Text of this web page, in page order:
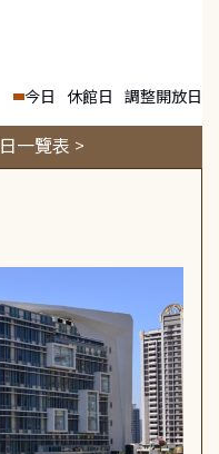
今日 休館日 調整開放日
一覽表 >